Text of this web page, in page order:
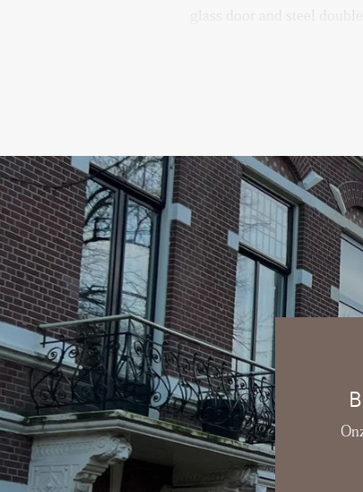
glass door and steel
good-sized bedroom is
apartment and has an